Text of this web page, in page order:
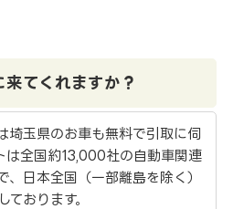
来てくれますか？
埼玉県のお車も無料で引取に伺
は全国約13,000社の自動車関連
、日本全国（一部離島を除く）
おります。